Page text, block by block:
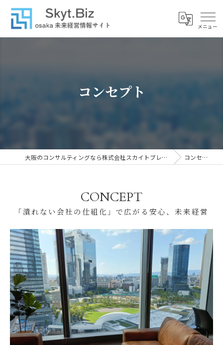
コンセプト
大阪のコンサルティングなら株式会社スカイトブレイン コンセプト
「潰れない会社の仕組化」で広がる安心、未来経営
CONCEPT